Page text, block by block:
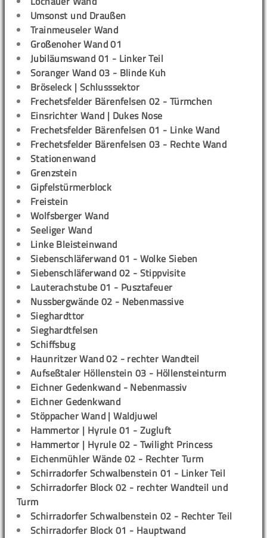
Umsonst und Draußen
Trainmeuseler Wand
Großenoher Wand 01
Jubiläumswand 01 - Linker Teil
Soranger Wand 03 - Blinde Kuh
Bröseleck | Schlusssektor
Frechetsfelder Bärenfelsen 02 - Türmchen
Einsrichter Wand | Dukes Nose
Frechetsfelder Bärenfelsen 01 - Linke Wand
Frechetsfelder Bärenfelsen 03 - Rechte Wand
Stationenwand
Grenzstein
Gipfelstürmerblock
Freistein
Wolfsberger Wand
Seeliger Wand
Linke Bleisteinwand
Siebenschläferwand 01 - Wolke Sieben
Siebenschläferwand 02 - Stippvisite
Lauterachstube 01 - Pusztafeuer
Nussbergwände 02 - Nebenmassive
Sieghardttor
Sieghardtfelsen
Schiffsbug
Haunritzer Wand 02 - rechter Wandteil
Aufseßtaler Höllenstein 03 - Höllensteinturm
Eichner Gedenkwand - Nebenmassiv
Eichner Gedenkwand
Stöppacher Wand | Waldjuwel
Hammertor | Hyrule 01 - Zugluft
Hammertor | Hyrule 02 - Twilight Princess
Eichenmühler Wände 02 - Rechter Turm
Schirradorfer Schwalbenstein 01 - Linker Teil
Schirradorfer Block 02 - rechter Wandteil und
Turm
Schirradorfer Schwalbenstein 02 - Rechter Teil
Schirradorfer Block 01 - Hauptwand